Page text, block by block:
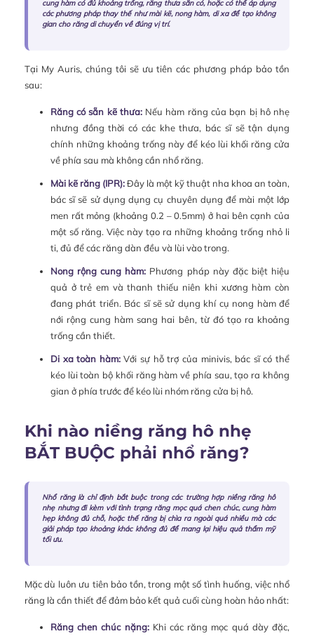
cung hàm có đủ khoảng trống, răng thưa sẵn có, hoặc có thể áp dụng
các phương pháp thay thế như mài kẽ, nong hàm, di xa để tạo không
gian cho răng di chuyển về đúng vị trí.
Tại My Auris, chúng tôi sẽ ưu tiên các phương pháp bảo tồn
sau:
Răng có sẵn kẽ thưa:Nếu hàm răng của bạn bị hô nhẹ
nhưng đồng thời có các khe thưa, bác sĩ sẽ tận dụng
chính những khoảng trống này để kéo lùi khối răng cửa
về phía sau mà không cần nhổ răng.
Mài kẽ răng (IPR):Đây là một kỹ thuật nha khoa an toàn,
bác sĩ sẽ sử dụng dụng cụ chuyên dụng để mài một lớp
men rất mỏng (khoảng 0.2 – 0.5mm) ở hai bên cạnh của
một số răng. Việc này tạo ra những khoảng trống nhỏ li
ti, đủ để các răng dàn đều và lùi vào trong.
Nong rộng cung hàm: Phương pháp này đặc biệt hiệu
quả ở trẻ em và thanh thiếu niên khi xương hàm còn
đang phát triển. Bác sĩ sẽ sử dụng khí cụ nong hàm để
nới rộng cung hàm sang hai bên, từ đó tạo ra khoảng
trống cần thiết.
Di xa toàn hàm:Với sự hỗ trợ của minivis, bác sĩ có thể
kéo lùi toàn bộ khối răng hàm về phía sau, tạo ra không
gian ở phía trước để kéo lùi nhóm răng cửa bị hô.
Khi nào niềng răng hô nhẹ
BẮT BUỘC phải nhổ răng?
Nhổ răng là chỉ định bắt buộc trong các trường hợp niềng răng hô
nhẹ nhưng đi kèm với tình trạng răng mọc quá chen chúc, cung hàm
hẹp không đủ chỗ, hoặc thế răng bị chìa ra ngoài quá nhiều mà các
giải pháp tạo khoảng khác không đủ để mang lại hiệu quả thẩm mỹ
tối ưu.
Mặc dù luôn ưu tiên bảo tồn, trong một số tình huống, việc nhổ
răng là cần thiết để đảm bảo kết quả cuối cùng hoàn hảo nhất:
Răng chen chúc nặng:Khi các răng mọc quá dày đặc,